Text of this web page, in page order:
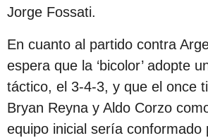
c
c
i
ó
n
Jorge Fossati.
En cuanto al partido contra
espera que la ‘bicolor’ adopte
táctico, el 3-4-3, y que el once
Bryan Reyna y Aldo Corzo
equipo inicial sería conformado